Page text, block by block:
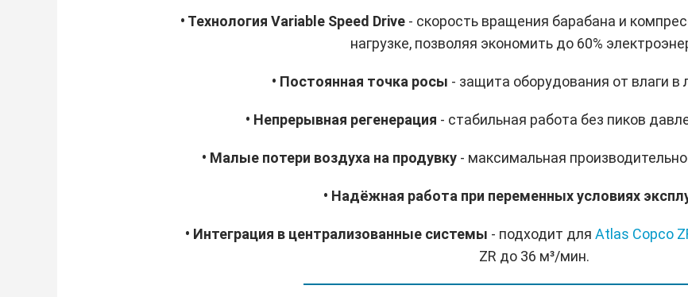
• Технология Variable Speed Drive - скорость вращения барабана и
нагрузке, позволяя экономить до 60%
• Постоянная точка росы - защита оборудования от влаги в
• Непрерывная регенерация - стабильная работа без пиков
• Малые потери воздуха на продувку - максимальная
• Надёжная работа при переменных условиях
• Интеграция в централизованные системы - подходит для Atlas Copco
ZR до 36 м³/мин.